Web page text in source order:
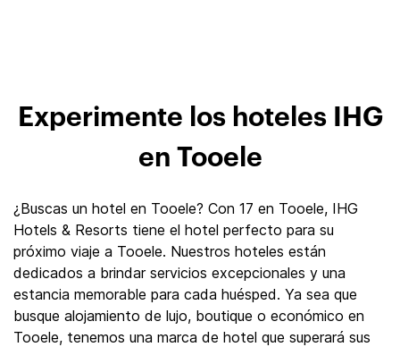
Experimente los hoteles IHG
en Tooele
¿Buscas un hotel en Tooele? Con 17 en Tooele, IHG
Hotels & Resorts tiene el hotel perfecto para su
próximo viaje a Tooele. Nuestros hoteles están
dedicados a brindar servicios excepcionales y una
estancia memorable para cada huésped. Ya sea que
busque alojamiento de lujo, boutique o económico en
Tooele, tenemos una marca de hotel que superará sus